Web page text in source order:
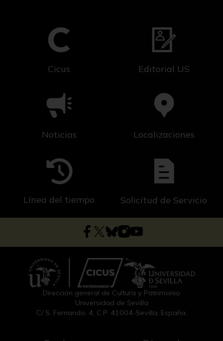
Cicus Editorial US
Noticias Localizaciones
Línea del tiempo Solicitud de Servicio
Dirección general de Cultura y Patrimonio
Universidad de Sevilla
C/ S. Fernando, 4, C.P. 41004-Sevilla, España.